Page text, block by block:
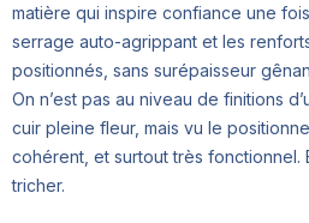
matière qui inspire confiance une
serrage auto-agrippant et les
positionnés, sans surépaisseur
On n’est pas au niveau de finitions
cuir pleine fleur, mais vu le
cohérent, et surtout très fonctionnel.
tricher.